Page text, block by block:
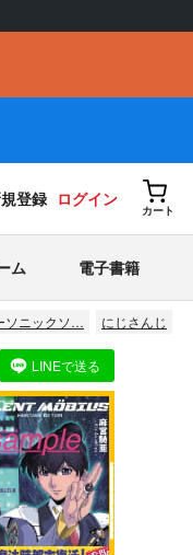
登録 ログイン
カート
ム 電子書籍
ソニックソ… にじさんじ
LINEで送る